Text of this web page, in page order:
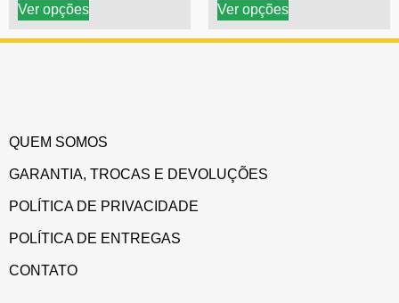
Ver opções Ver opções
QUEM SOMOS
GARANTIA, TROCAS E DEVOLUÇÕES
POLÍTICA DE PRIVACIDADE
POLÍTICA DE ENTREGAS
CONTATO